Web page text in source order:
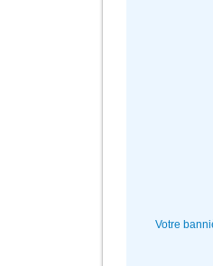
Votre